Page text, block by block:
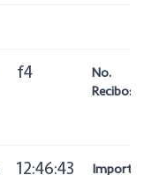
f4
No.
Recibo:
12:46:43 Importe: